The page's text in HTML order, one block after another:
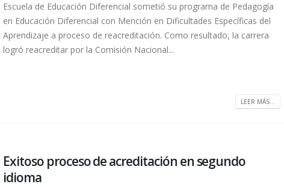
Escuela de Educación Diferencial sometió su programa de Pedagogía
en Educación Diferencial con Mención en Dificultades Específicas del
Aprendizaje a proceso de reacreditación. Como resultado, la carrera
logró reacreditar por la Comisión Nacional...
LEER MÁS...
Exitoso proceso de acreditación en segundo
idioma